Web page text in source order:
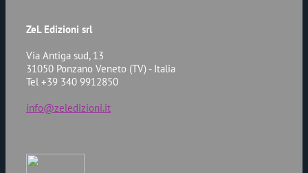
ZeL Edizioni srl
Via Antiga sud, 13
31050 Ponzano Veneto (TV) - Italia
Tel +39 340 9912850
info@zeledizioni.it